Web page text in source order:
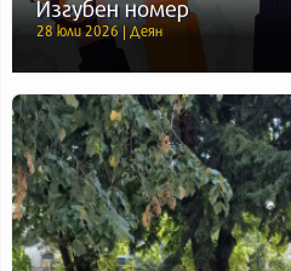
Изгубен номер
28 юли 2026 | Деян